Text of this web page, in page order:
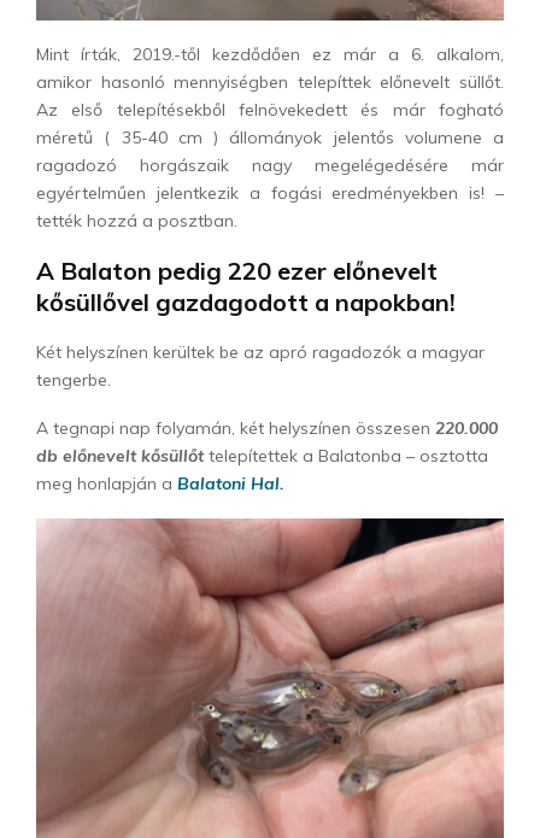
Mint írták, 2019.-től kezdődően ez már a 6. alkalom,
amikor hasonló mennyiségben telepíttek előnevelt süllőt.
Az első telepítésekből felnövekedett és már fogható
méretű ( 35-40 cm ) állományok jelentős volumene a
ragadozó horgászaik nagy megelégedésére már
egyértelműen jelentkezik a fogási eredményekben is! –
tették hozzá a posztban.
A Balaton pedig 220 ezer előnevelt
kősüllővel gazdagodott a napokban!
Két helyszínen kerültek be az apró ragadozók a magyar
tengerbe.
A tegnapi nap folyamán, két helyszínen összesen 220.000
db előnevelt kősüllőt telepítettek a Balatonba – osztotta
meg honlapján a Balatoni Hal.